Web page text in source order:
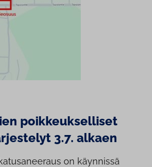
poikkeukselliset
3.7. alkaen
on käynnissä